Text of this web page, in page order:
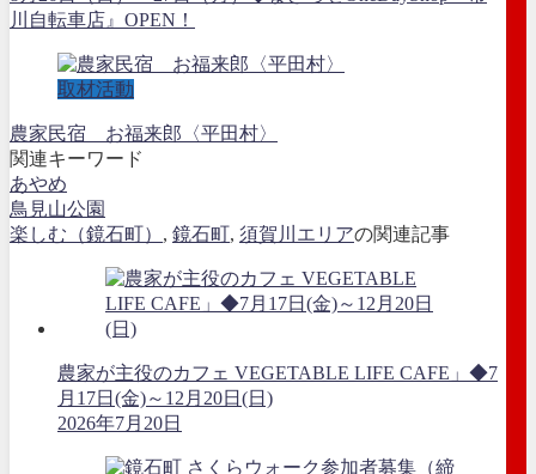
川自転車店』OPEN！
取材活動
農家民宿 お福来郎〈平田村〉
関連キーワード
あやめ
鳥見山公園
楽しむ（鏡石町） , 鏡石町, 須賀川エリアの関連記事
農家が主役のカフェ VEGETABLE LIFE CAFE」◆7
月17日(金)～12月20日(日)
2026年7月20日